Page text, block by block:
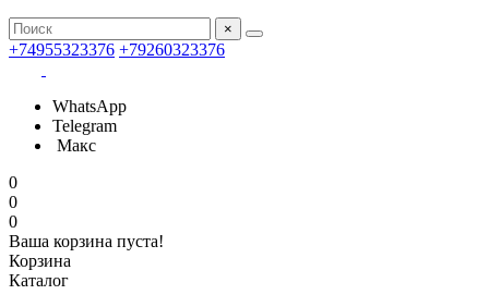
×
+74955323376 +79260323376
WhatsApp
Telegram
Макс
0
0
0
Ваша корзина пуста!
Корзина
Каталог